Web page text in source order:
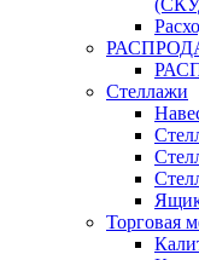
Стеллажи
Торговая